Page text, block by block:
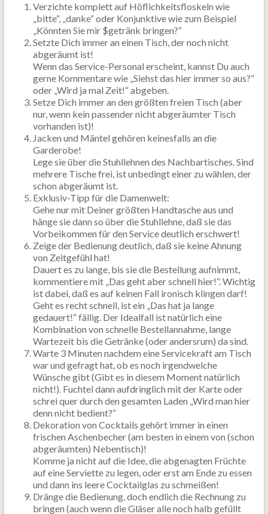
Verzichte komplett auf Höflichkeitsfloskeln wie
„bitte“, „danke“ oder Konjunktive wie zum Beispiel
„Könnten Sie mir $getränk bringen?“
Setzte Dich immer an einen Tisch, der noch nicht
abgeräumt ist!
Wenn das Service-Personal erscheint, kannst Du auch
gerne Kommentare wie „Siehst das hier immer so aus?“
oder „Wird ja mal Zeit!“ abgeben.
Setze Dich immer an den größten freien Tisch (aber
nur, wenn kein passender nicht abgeräumter Tisch
vorhanden ist)!
Jacken und Mäntel gehören keinesfalls an die
Garderobe!
Lege sie über die Stuhllehnen des Nachbartisches. Sind
mehrere Tische frei, ist unbedingt einer zu wählen, der
schon abgeräumt ist.
Exklusiv-Tipp für die Damenwelt:
Gehe nur mit Deiner größten Handtasche aus und
hänge sie dann so über die Stuhllehne, daß sie das
Vorbeikommen für den Service deutlich erschwert!
Zeige der Bedienung deutlich, daß sie keine Ahnung
von Zeitgefühl hat!
Dauert es zu lange, bis sie die Bestellung aufnimmt,
kommentiere mit „Das geht aber schnell hier!“. Wichtig
ist dabei, daß es auf keinen Fall ironisch klingen darf!
Geht es recht schnell, ist ein „Das hat ja lange
gedauert!“ fällig. Der Idealfall ist natürlich eine
Kombination von schnelle Bestellannahme, lange
Wartezeit bis die Getränke (oder andersrum) da sind.
Warte 3 Minuten nachdem eine Servicekraft am Tisch
war und gefragt hat, ob es noch irgendwelche
Wünsche gibt (Gibt es in diesem Moment natürlich
nicht!). Fuchtel dann aufdringlich mit der Karte oder
schrei quer durch den gesamten Laden „Wird man hier
denn nicht bedient?“
Dekoration von Cocktails gehört immer in einen
frischen Aschenbecher (am besten in einem von (schon
abgeräumten) Nebentisch)!
Komme ja nicht auf die Idee, die abgenagten Früchte
auf eine Serviette zu legen, oder erst am Ende zu essen
und dann ins leere Cocktailglas zu schmeißen!
Dränge die Bedienung, doch endlich die Rechnung zu
bringen (auch wenn die Gläser alle noch halb gefüllt